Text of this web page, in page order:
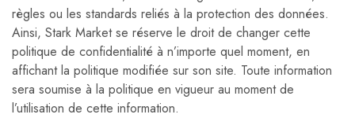
règles ou les standards reliés à la protection des données.
Ainsi, Stark Market se réserve le droit de changer cette
politique de confidentialité à n’importe quel moment, en
affichant la politique modifiée sur son site. Toute information
sera soumise à la politique en vigueur au moment de
l’utilisation de cette information.